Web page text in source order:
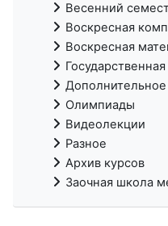
Весенний
Воскресная
Воскресная
Дополнительное
Олимпиады
Видеолекции
Разное
Архив курсов
Заочная школа